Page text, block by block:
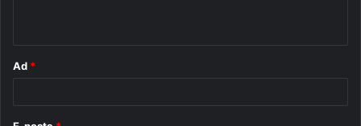
Ad *